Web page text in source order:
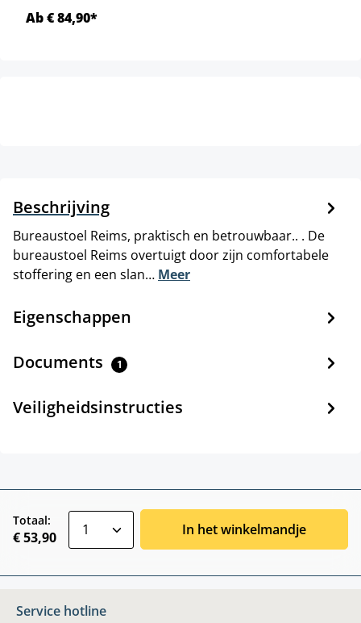
Ab € 84,90*
Beschrijving
Bureaustoel Reims, praktisch en betrouwbaar.. . De
bureaustoel Reims overtuigt door zijn comfortabele
stoffering en een slan… Meer
Eigenschappen
Documents 1
Veiligheidsinstructies
Totaal:
€ 53,90 In het winkelmandje
Service hotline